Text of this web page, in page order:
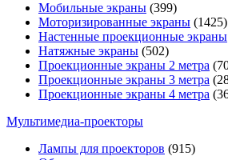
Мобильные экраны (399)
Моторизированные экраны (1425)
Настенные проекционные экраны
Натяжные экраны (502)
Проекционные экраны 2 метра
Проекционные экраны 3 метра
Проекционные экраны 4 метра
Мультимедиa-проекторы
Лампы для проекторов (915)